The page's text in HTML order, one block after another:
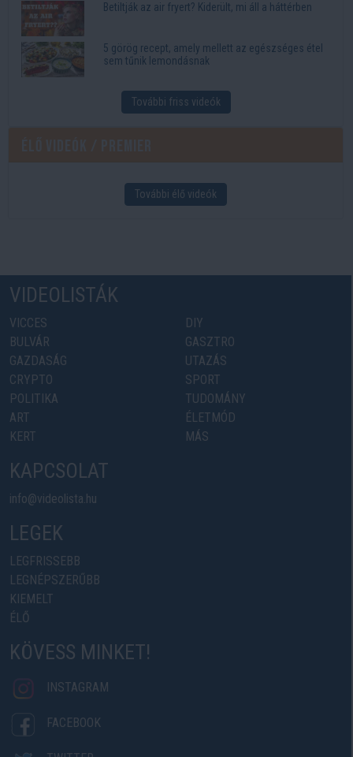
Betiltják az air fryert? Kiderült, mi áll a háttérben
5 görög recept, amely mellett az egészséges étel
sem tűnik lemondásnak
További friss videók
További élő videók
VIDEOLISTÁK
VICCES
BULVÁR
GAZDASÁG
CRYPTO
POLITIKA
ART
KERT
DIY
GASZTRO
UTAZÁS
SPORT
TUDOMÁNY
ÉLETMÓD
MÁS
KAPCSOLAT
info@videolista.hu
LEGEK
LEGFRISSEBB
LEGNÉPSZERŰBB
KIEMELT
ÉLŐ
KÖVESS MINKET!
INSTAGRAM
FACEBOOK